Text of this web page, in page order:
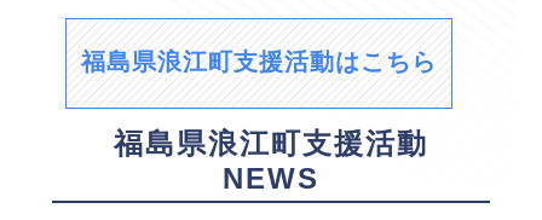
福島県浪江町支援活動はこちら
福島県浪江町支援活動
NEWS